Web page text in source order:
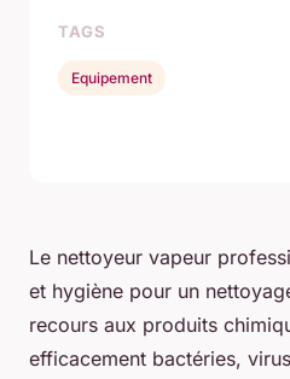
Le nettoyeur vapeur
et hygiène pour un
recours aux produits
efficacement bactéries,
TAGS
Equipement